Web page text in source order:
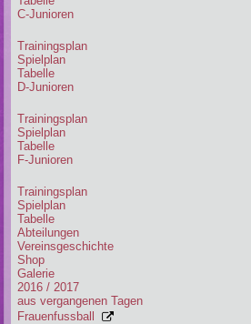
C-Junioren
Trainingsplan
Spielplan
Tabelle
D-Junioren
Trainingsplan
Spielplan
Tabelle
F-Junioren
Trainingsplan
Spielplan
Tabelle
Abteilungen
Vereinsgeschichte
Shop
Galerie
2016 / 2017
aus vergangenen Tagen
Frauenfussball